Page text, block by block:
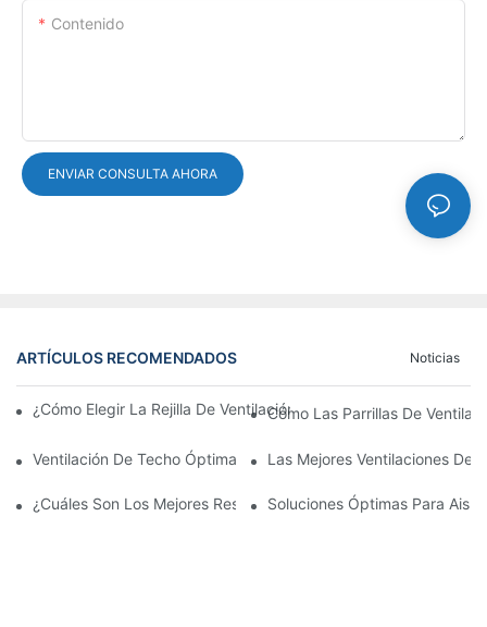
Contenido
ENVIAR CONSULTA AHORA
ARTÍCULOS RECOMENDADOS Noticias
¿Cómo Elegir La Rejilla De Ventilación De La Puerta De Aluminio
Cómo Las Parrillas De
Ventilación De Techo Óptima DuraderaLas Mejores Ventilaciones De
¿Cuáles Son Los Mejores Respiraderos De Techo Para La
Soluciones Óptimas Para